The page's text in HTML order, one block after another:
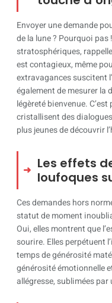
Envoyer une demande
de la lune ? Pourquoi
stratosphériques,
est contagieux, même
extravagances suscitent
également de mesurer la
légèreté bienvenue.
cristallisent des
plus jeunes de découvrir
Les effets
loufoques
Ces demandes hors
statut de moment
Oui, elles montrent que
sourire. Elles perpétuent
temps de générosité
générosité émotionnelle
allégresse, sublimées